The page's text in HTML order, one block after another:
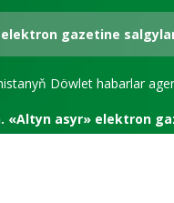
gazetine
Döwlet habarlar
«Altyn asyr» elektron